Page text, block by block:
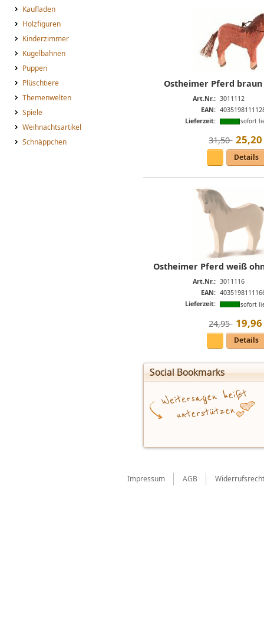
Kaufladen
Holzfiguren
Kinderzimmer
Kugelbahnen
Puppen
Plüschtiere
Themenwelten
Spiele
Weihnachtsartikel
Schnäppchen
Ostheimer Pferd braun
Art.Nr.: 3011112
EAN:
Lieferzeit:
sofort
31,50  25,20
Details
Ostheimer Pferd weiß
Art.Nr.: 3011116
EAN:
Lieferzeit:
sofort
24,95  19,96
Details
Social Bookmarks
Impressum AGB Widerrufsrecht